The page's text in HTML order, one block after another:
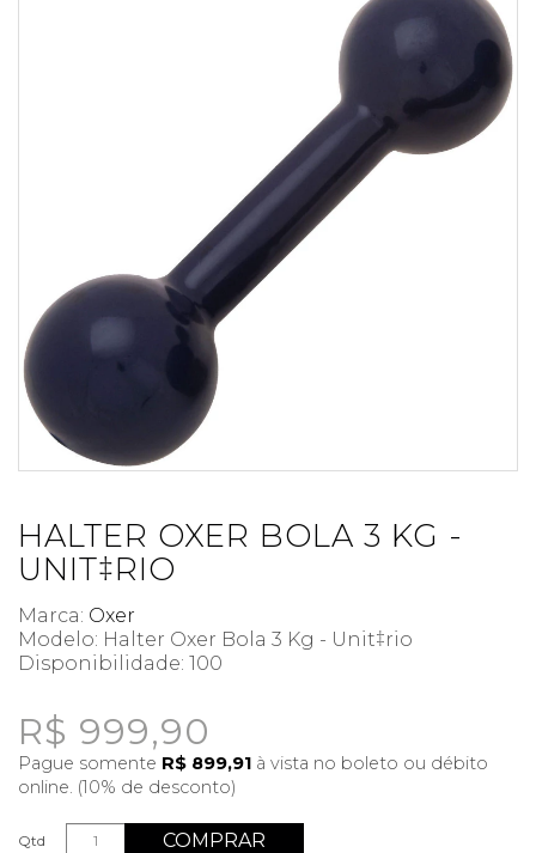
HALTER OXER BOLA 3 KG -
UNIT‡RIO
Marca: Oxer
Modelo: Halter Oxer Bola 3 Kg - Unit‡rio
Disponibilidade: 100
R$ 999,90
Pague somente R$ 899,91 à vista no boleto ou débito
online. (10% de desconto)
Qtd COMPRAR